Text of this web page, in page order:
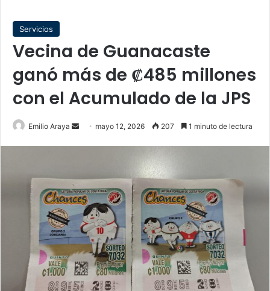
Servicios
Vecina de Guanacaste
ganó más de ₡485 millones
con el Acumulado de la JPS
Emilio Araya
Send mayo 12, 2026 207 1 minuto de lectura